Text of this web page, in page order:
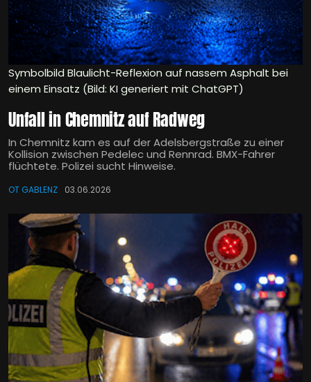
Symbolbild Blaulicht-Reflexion auf nassem Asphalt bei
einem Einsatz (Bild: KI generiert mit ChatGPT)
Unfall in Chemnitz auf Radweg
In Chemnitz kam es auf der Adelsbergstraße zu einer
Kollision zwischen Pedelec und Rennrad. BMX-Fahrer
flüchtete. Polizei sucht Hinweise.
OT GABLENZ 03.06.2026